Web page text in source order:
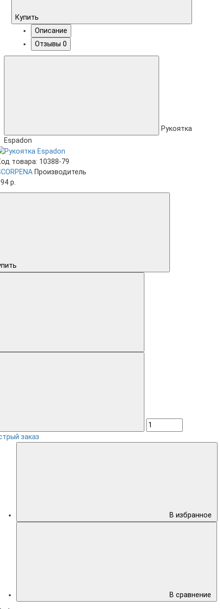
Купить
Описание
Отзывы 0
Рукоятка
Espadon
товара: 10388-79
Производитель
р.
заказ
В избранное
В сравнение